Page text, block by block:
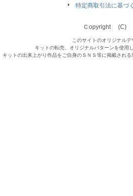
特定商取引法に基づ
Ｃopyright (C)
このサイトのオリジナル
キットの転売、オリジナルパターンを使用
キットの出来上がり作品をご自身のＳＮＳ等に掲載され